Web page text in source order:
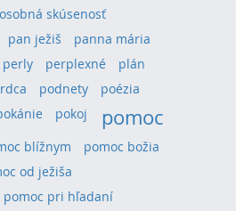
osobná skúsenosť
pan ježiš
panna mária
perly perplexné
plán
podnety
poézia
pokoj pomoc
blížnym
pomoc božia
od ježiša
pomoc pri hľadaní